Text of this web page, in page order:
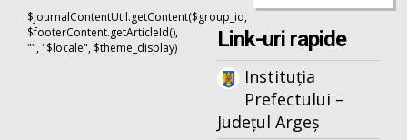
$journalContentUtil.getContent($group_id,
$footerContent.getArticleId(),
"", "$locale", $theme_display)
Link-uri rapide
Instituția
Prefectului –
Județul Argeș